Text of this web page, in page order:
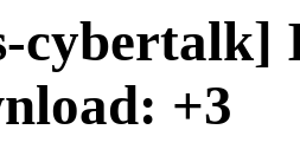
cybertalk]
+3